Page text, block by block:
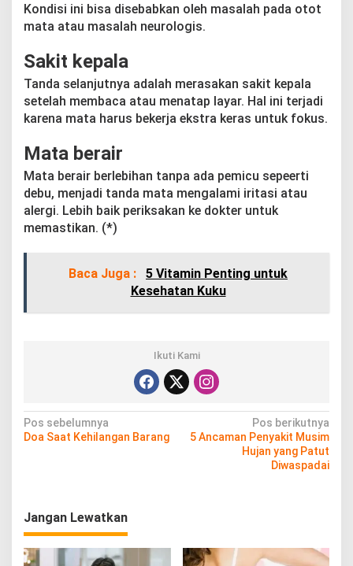
Kondisi ini bisa disebabkan oleh masalah pada otot
mata atau masalah neurologis.
Sakit kepala
Tanda selanjutnya adalah merasakan sakit kepala
setelah membaca atau menatap layar. Hal ini terjadi
karena mata harus bekerja ekstra keras untuk fokus.
Mata berair
Mata berair berlebihan tanpa ada pemicu sepeerti
debu, menjadi tanda mata mengalami iritasi atau
alergi. Lebih baik periksakan ke dokter untuk
memastikan. (*)
Baca Juga :
5 Vitamin Penting untuk
Kesehatan Kuku
Ikuti Kami
N
a
g
a
s
Pos sebelumnya
Doa Saat Kehilangan Barang
Pos berikutnya
5 Ancaman Penyakit Musim
Hujan yang Patut
Diwaspadai
Jangan Lewatkan